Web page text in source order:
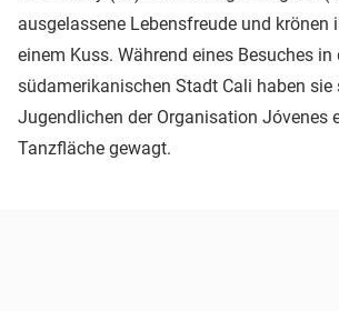
ausgelassene Lebensfreude und krönen
einem Kuss. Während eines Besuches in
südamerikanischen Stadt Cali haben sie
Jugendlichen der Organisation Jóvenes
Tanzfläche gewagt.